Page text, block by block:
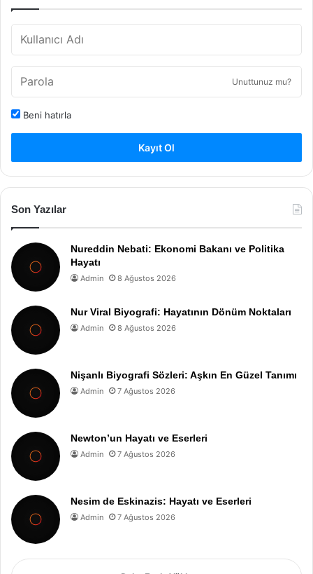
Unuttunuz mu?
Beni hatırla
Kayıt Ol
Son Yazılar
Nureddin Nebati: Ekonomi Bakanı ve Politika
Hayatı
Admin 8 Ağustos 2026
Nur Viral Biyografi: Hayatının Dönüm Noktaları
Admin 8 Ağustos 2026
Nişanlı Biyografi Sözleri: Aşkın En Güzel Tanımı
Admin 7 Ağustos 2026
Newton’un Hayatı ve Eserleri
Admin 7 Ağustos 2026
Nesim de Eskinazis: Hayatı ve Eserleri
Admin 7 Ağustos 2026